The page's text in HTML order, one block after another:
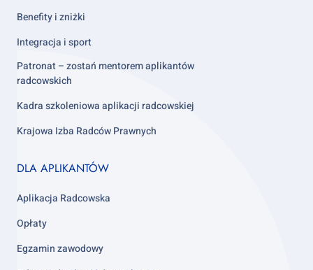
Benefity i zniżki
Integracja i sport
Patronat – zostań mentorem aplikantów
radcowskich
Kadra szkoleniowa aplikacji radcowskiej
Krajowa Izba Radców Prawnych
Footer
3
DLA APLIKANTÓW
Aplikacja Radcowska
Opłaty
Egzamin zawodowy